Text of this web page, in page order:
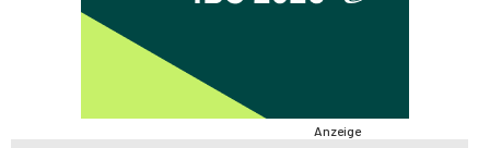
Anzeige